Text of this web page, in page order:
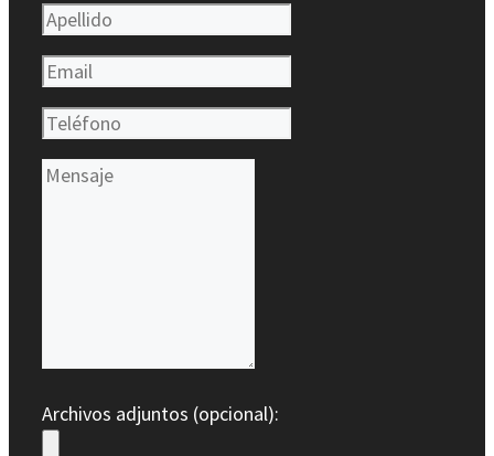
Archivos adjuntos (opcional):